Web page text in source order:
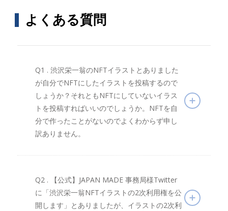
よくある質問
Q1 . 渋沢栄一翁のNFTイラストとありました
が自分でNFTにしたイラストを投稿するので
しょうか？それともNFTにしていないイラス
トを投稿すればいいのでしょうか。NFTを自
分で作ったことがないのでよくわからず申し
訳ありません。
Q2 . 【公式】JAPAN MADE 事務局様Twitter
に「渋沢栄一翁NFTイラストの2次利用権を公
開します」とありましたが、イラストの2次利